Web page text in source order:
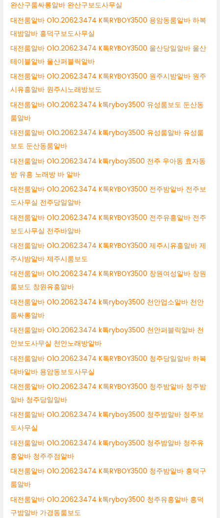
완산구룸싸롱알바 완산구보도사무실
대전룸알바 O1O.2062.3474 K톡RYBOY3500 용암동룸알바 하복
대밤알바 흥덕구보도사무실
대전룸알바 O1O.2062.3474 K톡RYBOY3500 울산당일알바 울산
테이블알바 울산퍼블릭알바
대전룸알바 O1O.2062.3474 K톡RYBOY3500 원주시밤알바 원주
시유흥알바 원주시노래방보도
대전룸알바 O1O.2062.3474 k톡ryboy3500 유성룸보도 둔산동
룸알바
대전룸알바 O1O.2062.3474 k톡ryboy3500 유성룸알바 유성룸
보도 둔산동룸알바
대전룸알바 O1O.2062.3474 k톡ryboy3500 전주 우아동 효자동
밤 유흥 노래방 바 알바
대전룸알바 O1O.2062.3474 K톡RYBOY3500 전주밤알바 전주보
도사무실 전주당일알바
대전룸알바 O1O.2062.3474 K톡RYBOY3500 전주유흥알바 전주
보도사무실 전주바알바
대전룸알바 O1O.2062.3474 K톡RYBOY3500 제주시유흥알바 제
주시밤알바 제주시룸보도
대전룸알바 O1O.2062.3474 K톡RYBOY3500 창원여성알바 창원
룸보도 창원유흥알바
대전룸알바 O1O.2062.3474 k톡ryboy3500 천안업소알바 천안
룸싸롱알바
대전룸알바 O1O.2062.3474 k톡ryboy3500 천안퍼블릭알바 천
안보도사무실 천안노래방알바
대전룸알바 O1O.2062.3474 K톡RYBOY3500 청주당일알바 하복
대바알바 용암동보도사무실
대전룸알바 O1O.2062.3474 K톡RYBOY3500 청주밤알바 청주밤
알바 청주당일알바
대전룸알바 O1O.2062.3474 k톡ryboy3500 청주밤알바 청주보
도사무실
대전룸알바 O1O.2062.3474 k톡ryboy3500 청주밤알바 청주유
흥알바 청주주점알바
대전룸알바 O1O.2062.3474 K톡RYBOY3500 청주밤알바 흥덕구
룸알바
대전룸알바 O1O.2062.3474 k톡ryboy3500 청주유흥알바 흥덕
구밤알바 가경동룸보도